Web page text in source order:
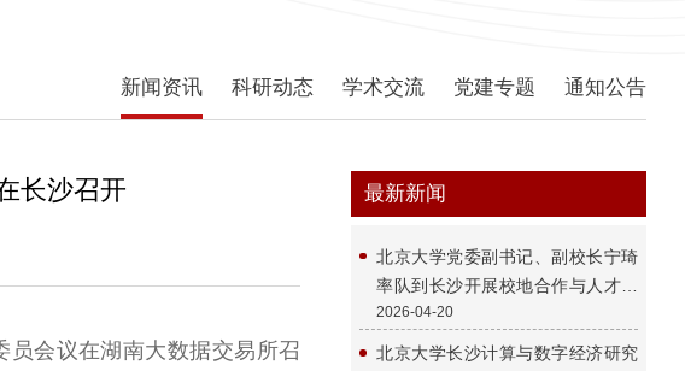
新闻资讯 科研动态 学术交流 党建专题 通知公告
长沙召开
会议在湖南大数据交易所召
最新新闻
北京大学党委副书记、副校长宁琦
率队到长沙开展校地合作与人才发
展专题调研
2026-04-20
北京大学长沙计算与数字经济研究